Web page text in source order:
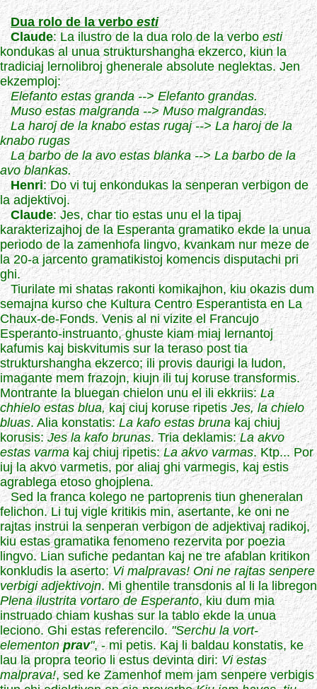
Dua rolo de la verboesti
Claude: La ilustro de la dua rolo de la verboesti
kondukas al unua strukturshangha ekzerco, kiun la
tradiciaj lernolibroj ghenerale absolute neglektas. Jen
ekzemploj:
Elefanto estas granda --> Elefanto grandas.
Muso estas malgranda --> Muso malgrandas.
La haroj de la knabo estas rugaj --> La haroj de la
knabo rugas
La barbo de la avo estas blanka --> La barbo de la
avo blankas.
Henri: Do vi tuj enkondukas la senperan verbigon de
la adjektivoj.
Claude: Jes, char tio estas unu el la tipaj
karakterizajhoj de la Esperanta gramatiko ekde la unua
periodo de la zamenhofa lingvo, kvankam nur meze de
la 20-a jarcento gramatikistoj komencis disputachi pri
ghi.
Tiurilate mi shatas rakonti komikajhon, kiu okazis dum
semajna kurso che Kultura Centro Esperantista en La
Chaux-de-Fonds. Venis al ni vizite el Francujo
Esperanto-instruanto, ghuste kiam miaj lernantoj
kafumis kaj biskvitumis sur la teraso post tia
strukturshangha ekzerco; ili provis daurigi la ludon,
imagante mem frazojn, kiujn ili tuj koruse transformis.
Montrante la bluegan chielon unu el ili ekkriis:La
chhielo estas blua,kaj ciuj koruse ripetisJes, la chielo
bluas. Alia konstatis:La kafo estas brunakaj chiuj
korusis:Jes la kafo brunas. Tria deklamis:La akvo
estas varmakaj chiuj ripetis:La akvo varmas. Ktp... Por
iuj la akvo varmetis, por aliaj ghi varmegis, kaj estis
agrablega etoso ghojplena.
Sed la franca kolego ne partoprenis tiun gheneralan
felichon. Li tuj vigle kritikis min, asertante, ke oni ne
rajtas instrui la senperan verbigon de adjektivaj radikoj,
kiu estas gramatika fenomeno rezervita por poezia
lingvo. Lian sufiche pedantan kaj ne tre afablan kritikon
konkludis la aserto:Vi malpravas! Oni ne rajtas senpere
verbigi adjektivojn. Mi ghentile transdonis al li la libregon
Plena ilustrita vortaro de Esperanto, kiu dum mia
instruado chiam kushas sur la tablo ekde la unua
leciono. Ghi estas referencilo."Serchu la vort-
elementonprav", - mi petis. Kaj li baldau konstatis, ke
lau la propra teorio li estus devinta diri:Vi estas
malprava!, sed ke Zamenhof mem jam senpere verbigis